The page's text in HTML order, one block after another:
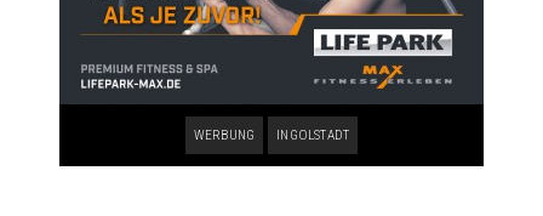
WERBUNG INGOLSTADT